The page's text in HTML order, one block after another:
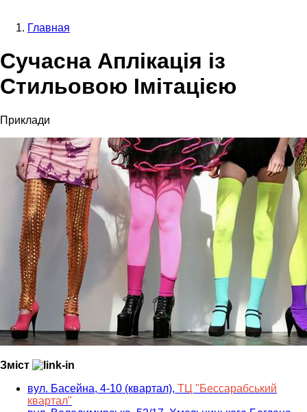
навигации
Главная
Сучасна Аплікація із
Стильовою Імітацією
Приклади
Зміст
вул. Басейна, 4-10 (квартал), ТЦ "Бессарабський
квартал"